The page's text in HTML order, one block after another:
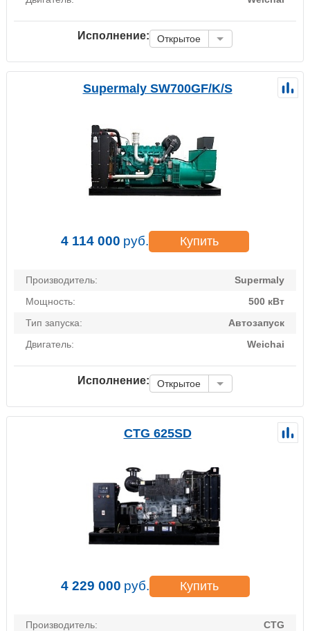
Исполнение: Открытое
Supermaly SW700GF/K/S
4 114 000 руб. Купить
Производитель:
Supermaly
Мощность:
500 кВт
Тип запуска:
Автозапуск
Двигатель:
Weichai
Исполнение: Открытое
CTG 625SD
4 229 000 руб. Купить
Производитель:
CTG